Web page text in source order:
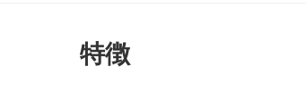
特徴